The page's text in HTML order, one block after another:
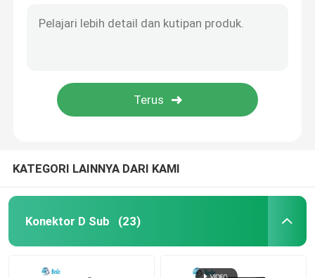
KATEGORI LAINNYA DARI KAMI
Konektor D Sub (23)